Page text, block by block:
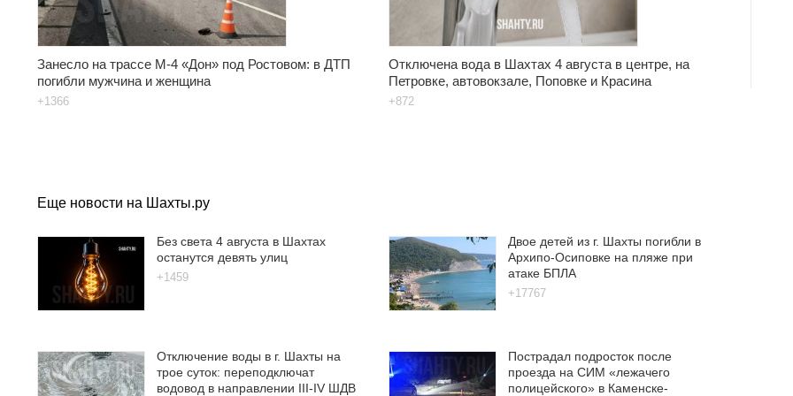
Занесло на трассе М-4 «Дон» под Ростовом: в ДТП
погибли мужчина и женщина
+1366
Отключена вода в Шахтах 4 августа в центре, на
Петровке, автовокзале, Поповке и Красина
+872
Еще новости на Шахты.ру
Без света 4 августа в Шахтах
останутся девять улиц
+1459
Двое детей из г. Шахты погибли в
Архипо-Осиповке на пляже при
атаке БПЛА
+17767
Отключение воды в г. Шахты на
трое суток: переподключат
водовод в направлении III-IV ШДВ
Пострадал подросток после
проезда на СИМ «лежачего
полицейского» в Каменске-